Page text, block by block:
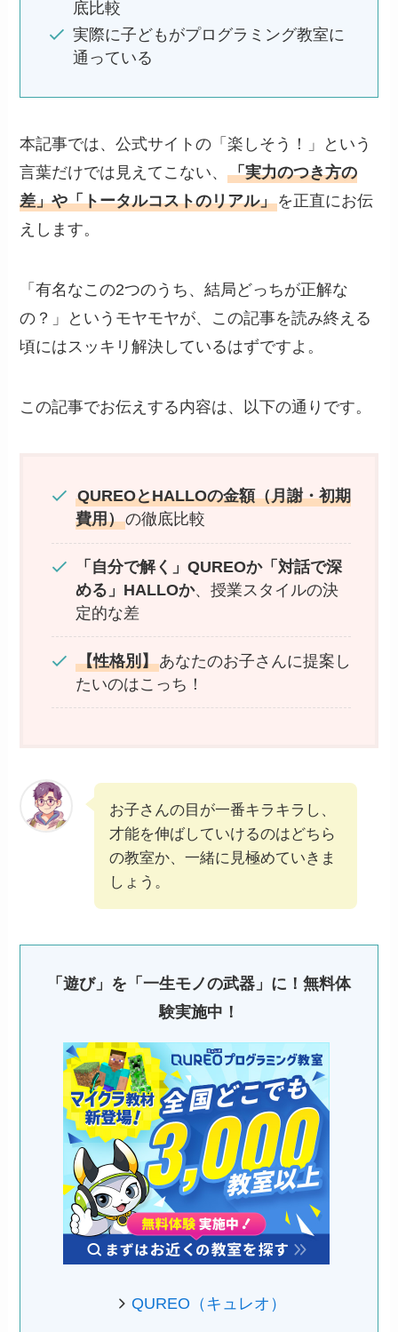
底比較
実際に子どもがプログラミング教室に
通っている
本記事では、公式サイトの「楽しそう！」という
言葉だけでは見えてこない、「実力のつき方の
差」や「トータルコストのリアル」を正直にお伝
えします。
「有名なこの2つのうち、結局どっちが正解な
の？」というモヤモヤが、この記事を読み終える
頃にはスッキリ解決しているはずですよ。
この記事でお伝えする内容は、以下の通りです。
QUREOとHALLOの金額（月謝・初期
費用）の徹底比較
「自分で解く」QUREOか「対話で深
める」HALLOか、授業スタイルの決
定的な差
【性格別】あなたのお子さんに提案し
たいのはこっち！
お子さんの目が一番キラキラし、
才能を伸ばしていけるのはどちら
の教室か、一緒に見極めていきま
しょう。
「遊び」を「一生モノの武器」に！無料体
験実施中！
QUREO（キュレオ）